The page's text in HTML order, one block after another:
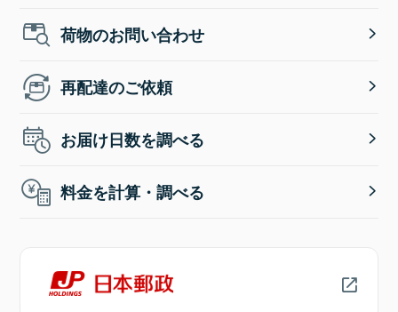
荷物のお問い合わせ
再配達のご依頼
お届け日数を調べる
料金を計算・調べる